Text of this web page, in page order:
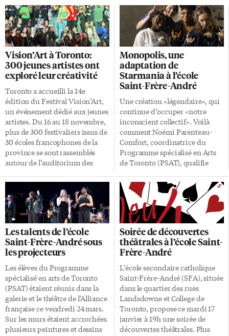
attendu Finissants du
Programme spécialisé en arts
de Toronto, basé à l’école
secondaire catholique Saint-
Frère-André dans l’Ouest la
ville, des élèves de la 11e à la 12e
année ont exposé leurs travaux
artistiques. Que ce soit de la
peinture, du chant ou des
scènes théâtrales, tous étaient
réunis à la galerie l’Alliance
française de Toronto pour une
[…]
secondaire catholique Saint-
Frère-André le jeudi 18 janvier
à 19h. La pièce est l’oeuvre de
l’auteure québécoise Diane
Robitaille. «Espèce: ados est un
bouquet de mini-matchs de
boxe entre parents et ados où le
gagnant est toujours le cœur du
public», explique le prof et
directeur artistique Billy
Boulet. «Venez […]
Vision’Art à Toronto:
300 jeunes artistes ont
exploré leur créativité
Toronto a accueilli la 14e
édition du Festival Vision’Art,
un événement dédié aux jeunes
artistes. Du 16 au 18 novembre,
plus de 300 festivaliers issus de
30 écoles francophones de la
province se sont rassemblés
autour de l’auditorium des
Saint-Frère-André et Toronto
Ouest. Ce festival en arts visuels
en milieu scolaire a été organisé
par le Programme spécialisé en
arts de Toronto, en
collaboration avec le Service de
l’équité, de la diversité et de
l’inclusion du Conseil scolaire
catholique MonAvenir. Cet
événement populaire a marqué
un retour à Toronto depuis la
première édition en 2009. Les
six […]
Monopolis, une
adaptation de
Starmania à l’école
Saint-Frère-André
Une création «légendaire», qui
continue d’occuper «notre
inconscient collectif». Voilà
comment Noémi Parenteau-
Comfort, coordinatrice du
Programme spécialisé en Arts
de Toronto (PSAT), qualifie
toute l’école secondaire
catholique Saint-Frère-André,
qui vit au rythme de la création
de Michel Berger et Luc
Plamondon. Plusieurs
représentations sont prévue
pour clore l’année scolaire. À
19h pour les 6 et 9 juin
prochains, et lors des matinées
scolaires entre les 6 et 9 juin.
Tout cela à l’auditorium de
l’école, au 330 avenue
Lansdowne à Toronto. Selon les
mots du directeur artistique et
enseignant Billy Boulet-
Les talents de l’école
Saint-Frère-André sous
les projecteurs
Les élèves du Programme
spécialisé en arts de Toronto
(PSAT) étaient réunis dans la
galerie et le théâtre de l’Alliance
française ce vendredi 24 mars.
Sur les murs étaient accrochées
plusieurs peintures et dessins
Soirée de découvertes
théâtrales à l’école Saint-
Frère-André
L’école secondaire catholique
Saint-Frère-André (SFA), située
dans le quartier des rues
Landsdowne et College de
Toronto, propose ce mardi 17
janvier à 19h une soirée de
découvertes théâtrales. Plus